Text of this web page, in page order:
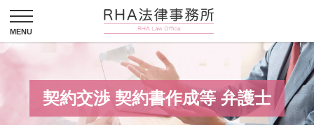
契約交渉 契約書作成等 弁護士